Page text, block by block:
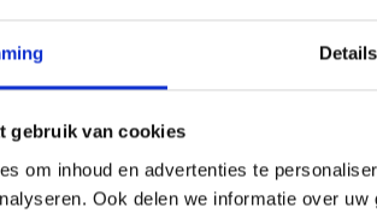
Details
gebruik van cookies
om inhoud en advertenties te
Ook delen we informatie over